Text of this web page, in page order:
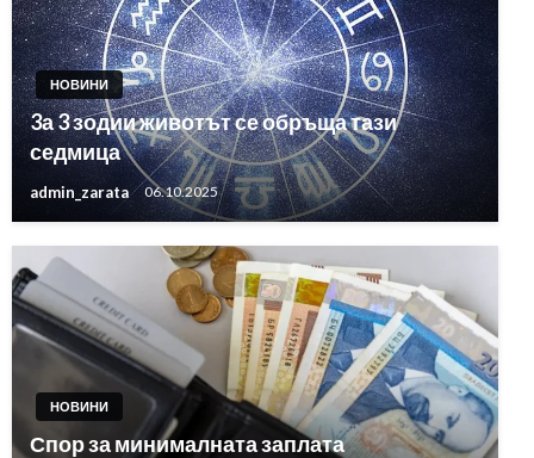
НОВИНИ
3а 3 зодии животът се обръща тази
седмица
admin_zarata 06.10.2025
НОВИНИ
Спор за минималната заплата